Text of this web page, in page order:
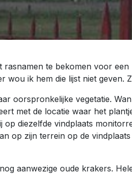
te bekomen voor
ik hem die lijst niet geven.
oorspronkelijke vegetatie.
met de locatie waar het
diezelfde vindplaats
op zijn terrein op de
aanwezige oude krakers.